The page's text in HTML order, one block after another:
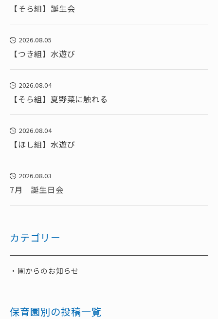
【そら組】誕生会
2026.08.05
【つき組】水遊び
2026.08.04
【そら組】夏野菜に触れる
2026.08.04
【ほし組】水遊び
2026.08.03
7月 誕生日会
カテゴリー
園からのお知らせ
保育園別の投稿一覧